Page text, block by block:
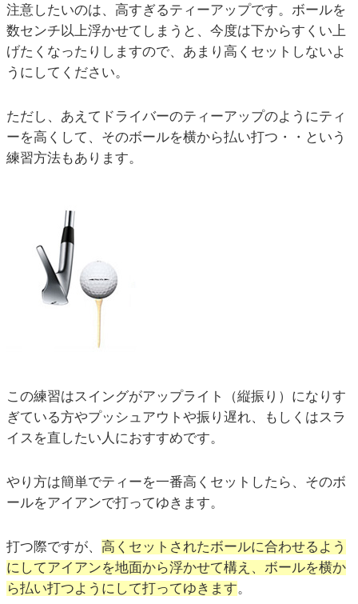
注意したいのは、高すぎるティーアップです。ボールを
数センチ以上浮かせてしまうと、今度は下からすくい上
げたくなったりしますので、あまり高くセットしないよ
うにしてください。
ただし、あえてドライバーのティーアップのようにティ
ーを高くして、そのボールを横から払い打つ・・という
練習方法もあります。
この練習はスイングがアップライト（縦振り）になりす
ぎている方やプッシュアウトや振り遅れ、もしくはスラ
イスを直したい人におすすめです。
やり方は簡単でティーを一番高くセットしたら、そのボ
ールをアイアンで打ってゆきます。
打つ際ですが、 高くセットされたボールに合わせるよう
にしてアイアンを地面から浮かせて構え、ボールを横か
ら払い打つようにして打ってゆきます。